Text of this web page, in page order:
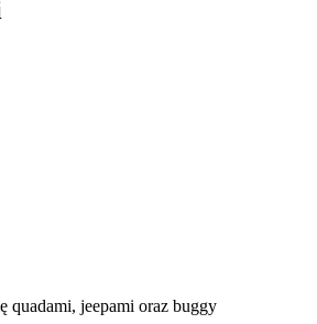
quadami, jeepami oraz buggy